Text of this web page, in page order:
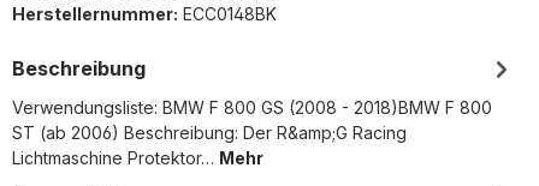
Herstellernummer: ECC0148BK
Beschreibung
Verwendungsliste: BMW F 800 GS (2008 - 2018)BMW F 800
ST (ab 2006) Beschreibung: Der R&amp;G Racing
Lichtmaschine Protektor… Mehr